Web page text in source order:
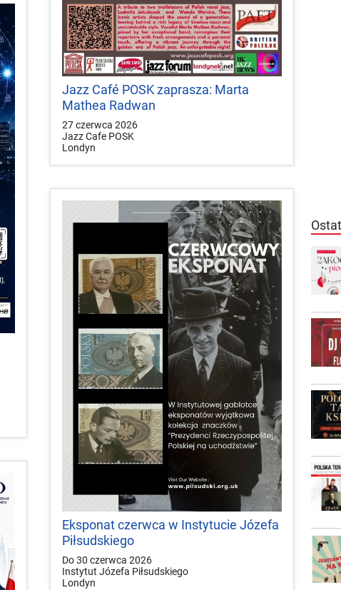
Jazz Café POSK zaprasza: Marta
Mathea Radwan
27 czerwca 2026
Jazz Cafe POSK
Londyn
Eksponat czerwca w Instytucie Józefa
Piłsudskiego
Do 30 czerwca 2026
Instytut Józefa Piłsudskiego
Londyn